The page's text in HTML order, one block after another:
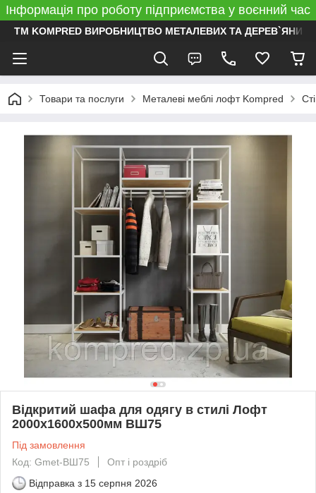
Інформація про роботу підприємства у воєнний час
ТМ KOMPRED ВИРОБНИЦТВО МЕТАЛЕВИХ ТА ДЕРЕВ`ЯНИХ
Товари та послуги Металеві меблі лофт Kompred
Відкритий шафа для одягу в стилі Лофт
2000х1600х500мм ВШ75
Під замовлення
Код: Gmet-ВШ75
Опт і роздріб
Відправка з 15 серпня 2026